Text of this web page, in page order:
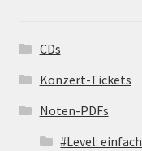
CDs
Konzert-Tickets
Noten-PDFs
#Level: einfach